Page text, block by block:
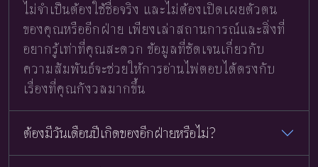
ไม่จำเป็นต้องใช้ชื่อจริง และไม่ต้องเปิดเผยตัวตน
ของคุณหรืออีกฝ่าย เพียงเล่าสถานการณ์และสิ่งที่
อยากรู้เท่าที่คุณสะดวก ข้อมูลที่ชัดเจนเกี่ยวกับ
ความสัมพันธ์จะช่วยให้การอ่านไพ่ตอบได้ตรงกับ
เรื่องที่คุณกังวลมากขึ้น
ต้องมีวันเดือนปีเกิดของอีกฝ่ายหรือไม่?